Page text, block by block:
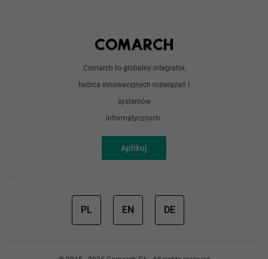
Comarch to globalny integrator,
twórca innowacyjnych rozwiązań i
systemów
informatycznych.
Aplikuj
Doświadczeni programiści
PL EN DE